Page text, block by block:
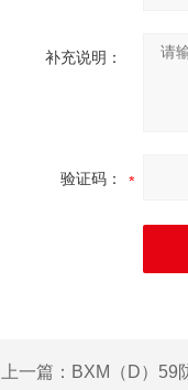
补充说明：
验证码：
上一篇： BXM（D）59